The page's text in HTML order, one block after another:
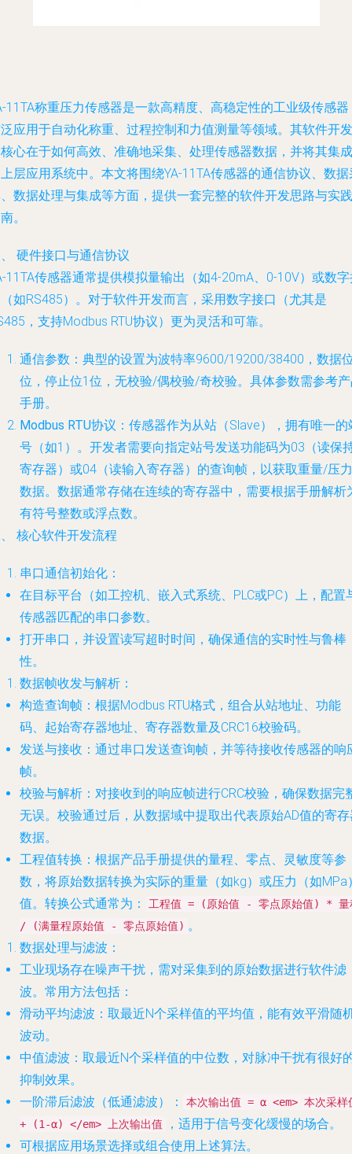
11TA称重压力传感器是一款高精度、高稳定性的工业级传感器
应用于自动化称重、过程控制和力值测量等领域。其软件开发
心在于如何高效、准确地采集、处理传感器数据，并将其集成
层应用系统中。本文将围绕YA-11TA传感器的通信协议、数据
数据处理与集成等方面，提供一套完整的软件开发思路与实践
。
硬件接口与通信协议
11TA传感器通常提供模拟量输出（如4-20mA、0-10V）或数
如RS485）。对于软件开发而言，采用数字接口（尤其是
，支持Modbus RTU协议）更为灵活和可靠。
通信参数 ：典型的设置为波特率9600/19200/38400，数据
位，停止位1位，无校验/偶校验/奇校验。具体参数需参考
手册。
Modbus RTU协议 ：传感器作为从站（Slave），拥有唯一的
号（如1）。开发者需要向指定站号发送功能码为03（读保
寄存器）或04（读输入寄存器）的查询帧，以获取重量/压力
数据。数据通常存储在连续的寄存器中，需要根据手册解析
有符号整数或浮点数。
核心软件开发流程
串口通信初始化 ：
在目标平台（如工控机、嵌入式系统、PLC或PC）上，配置
传感器匹配的串口参数。
打开串口，并设置读写超时时间，确保通信的实时性与鲁棒
性。
数据帧收发与解析 ：
构造查询帧 ：根据Modbus RTU格式，组合从站地址、功能
码、起始寄存器地址、寄存器数量及CRC16校验码。
发送与接收 ：通过串口发送查询帧，并等待接收传感器的响
帧。
校验与解析 ：对接收到的响应帧进行CRC校验，确保数据完
无误。校验通过后，从数据域中提取出代表原始AD值的寄
数据。
工程值转换 ：根据产品手册提供的量程、零点、灵敏度等参
数，将原始数据转换为实际的重量（如kg）或压力（如MPa
值。转换公式通常为：
工程值 = (原始值 - 零点原始值) * 量
/ (满量程原始值 - 零点原始值) 。
数据处理与滤波 ：
工业现场存在噪声干扰，需对采集到的原始数据进行软件滤
波。常用方法包括：
滑动平均滤波 ：取最近N个采样值的平均值，能有效平滑随
波动。
中值滤波 ：取最近N个采样值的中位数，对脉冲干扰有很好
抑制效果。
一阶滞后滤波（低通滤波）
：
本次输出值 = α <em> 本次采样
+ (1-α) </em> 上次输出值
，适用于信号变化缓慢的场合。
可根据应用场景选择或组合使用上述算法。